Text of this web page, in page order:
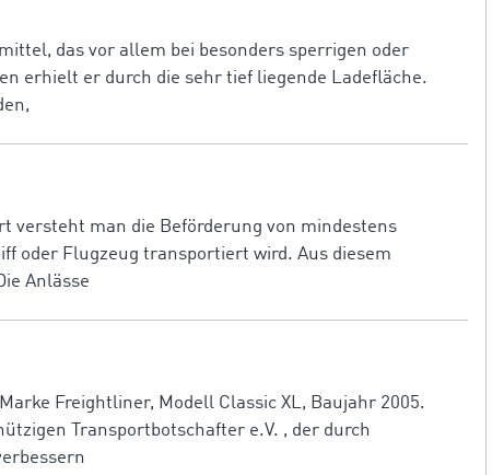
das vor allem bei besonders sperrigen oder
erhielt er durch die sehr tief liegende Ladefläche.
versteht man die Beförderung von mindestens
oder Flugzeug transportiert wird. Aus diesem
Anlässe
Freightliner, Modell Classic XL, Baujahr 2005.
Transportbotschafter e.V. , der durch